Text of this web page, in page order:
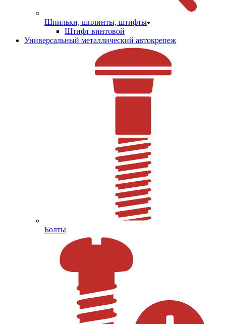
Шпильки, шплинты, штифты
Штифт винтовой
Универсальный металлический автокрепеж
Болты